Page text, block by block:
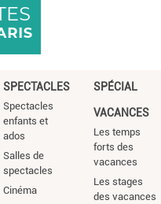
SPECTACLES
Spectacles
enfants et
ados
Salles de
spectacles
Cinéma
SPÉCIAL
VACANCES
Les temps
forts des
vacances
Les stages
des vacances